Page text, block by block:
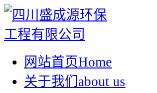
网站首页Home
关于我们 about us